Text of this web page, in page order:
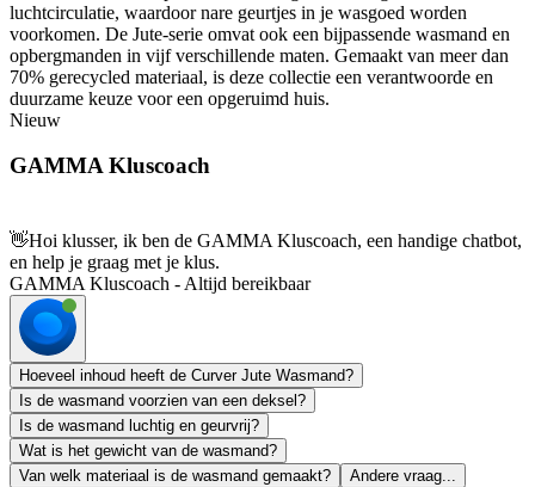
luchtcirculatie, waardoor nare geurtjes in je wasgoed worden
voorkomen. De Jute-serie omvat ook een bijpassende wasmand en
opbergmanden in vijf verschillende maten. Gemaakt van meer dan
70% gerecycled materiaal, is deze collectie een verantwoorde en
duurzame keuze voor een opgeruimd huis.
Nieuw
GAMMA Kluscoach
👋Hoi klusser, ik ben de GAMMA Kluscoach, een handige chatbot,
en help je graag met je klus.
GAMMA Kluscoach - Altijd bereikbaar
Hoeveel inhoud heeft de Curver Jute Wasmand?
Is de wasmand voorzien van een deksel?
Is de wasmand luchtig en geurvrij?
Wat is het gewicht van de wasmand?
Van welk materiaal is de wasmand gemaakt?
Andere vraag...